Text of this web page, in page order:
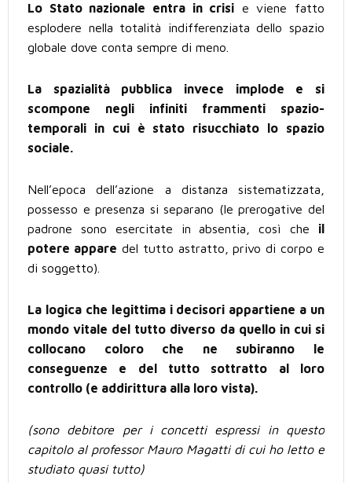
Lo Stato nazionale entra in crisi e viene fatto
esplodere nella totalità indifferenziata dello spazio
globale dove conta sempre di meno.
La spazialità pubblica invece implode e si
scompone negli infiniti frammenti spazio-
temporali in cui è stato risucchiato lo spazio
sociale.
Nell’epoca dell’azione a distanza sistematizzata,
possesso e presenza si separano (le prerogative del
padrone sono esercitate in absentia, così che il
potere appare del tutto astratto, privo di corpo e
di soggetto).
La logica che legittima i decisori appartiene a un
mondo vitale del tutto diverso da quello in cui si
collocano coloro che ne subiranno le
conseguenze e del tutto sottratto al loro
controllo (e addirittura alla loro vista).
(sono debitore per i concetti espressi in questo
capitolo al professor Mauro Magatti di cui ho letto e
studiato quasi tutto)